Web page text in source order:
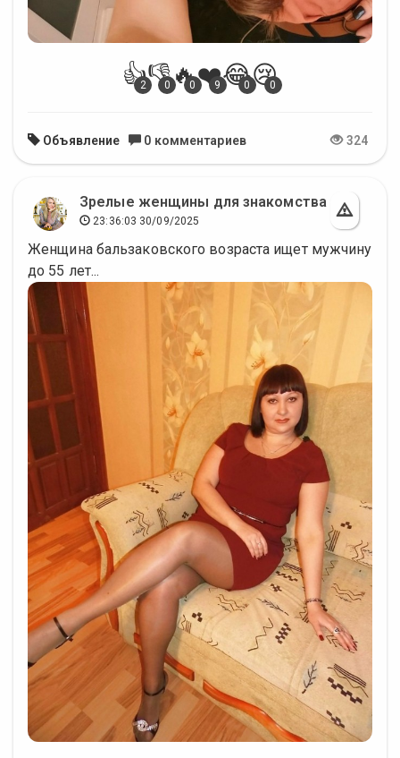
👍
2👎
0🔥
0❤️
9😂
0😢
0
Объявление 0 комментариев 324
Зрелые женщины для знакомства
23:36:03 30/09/2025
Женщина бальзаковского возраста ищет мужчину
до 55 лет...